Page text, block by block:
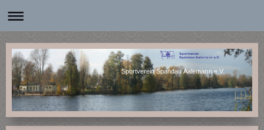
Sportverein Spandau Aalemann e.V.